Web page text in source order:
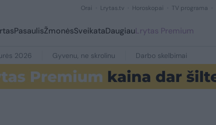
Orai Lrytas.tv Horoskopai TV programa
PasaulisŽmonėsSveikataDaugiauLrytas Premium
2026 Gyvenu, ne skrolinu Darbo skelbimai